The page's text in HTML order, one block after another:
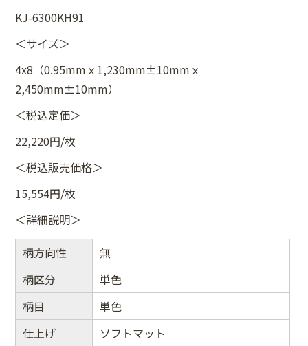
KJ-6300KH91
＜サイズ＞
4x8（0.95mmｘ1,230mm±10mmｘ
2,450mm±10mm）
＜税込定価＞
22,220円/枚
＜税込販売価格＞
15,554円/枚
＜詳細説明＞
柄方向性
無
柄区分
単色
柄目
単色
仕上げ
ソフトマット